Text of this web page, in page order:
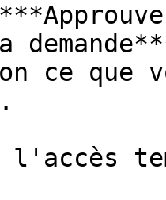
ce que
l'accès